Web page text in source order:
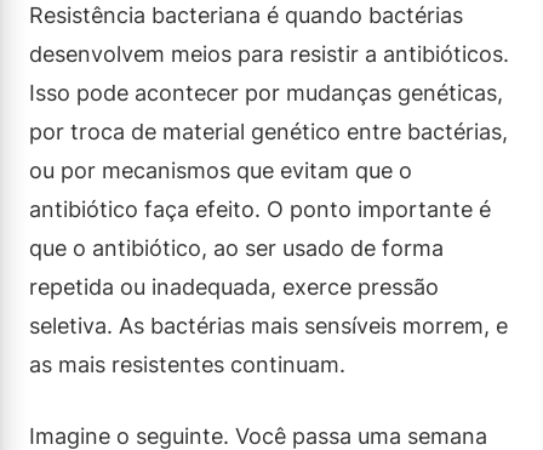
Resistência bacteriana é quando bactérias
desenvolvem meios para resistir a antibióticos.
Isso pode acontecer por mudanças genéticas,
por troca de material genético entre bactérias,
ou por mecanismos que evitam que o
antibiótico faça efeito. O ponto importante é
que o antibiótico, ao ser usado de forma
repetida ou inadequada, exerce pressão
seletiva. As bactérias mais sensíveis morrem, e
as mais resistentes continuam.
Imagine o seguinte. Você passa uma semana